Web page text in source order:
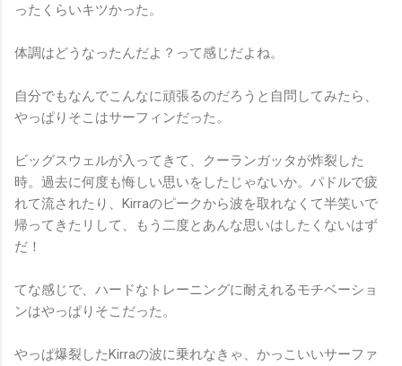
ったくらいキツかった。
体調はどうなったんだよ？って感じだよね。
自分でもなんでこんなに頑張るのだろうと自問してみたら、
やっぱりそこはサーフィンだった。
ビッグスウェルが入ってきて、クーランガッタが炸裂した
時。過去に何度も悔しい思いをしたじゃないか。パドルで疲
れて流されたり、Kirraのピークから波を取れなくて半笑いで
帰ってきたリして、もう二度とあんな思いはしたくないはず
だ！
てな感じで、ハードなトレーニングに耐えれるモチベーショ
ンはやっぱりそこだった。
やっぱ爆裂したKirraの波に乗れなきゃ、かっこいいサーファ